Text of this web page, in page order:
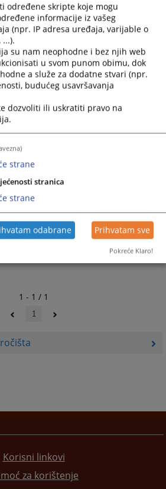
01.08.2025 - 31.08.2025
01.09.2025 - 30.09.2025
01.10.2025 - 31.10.2025
1 - 1 / 1
1
Korisni linkovi
za korištenje
određene skripte koje mogu
informacije iz vašeg
(npr. IP adresa uređaja, varijable o
su nam neophodne i bez njih web
u svom punom obimu, dok
a služe za dodatne stvari (npr.
budućeg usavršavanja
dozvoliti ili uskratiti pravo na
strane
stranica
strane
odabrane Prihvatam sve
Pokreće Klaro!